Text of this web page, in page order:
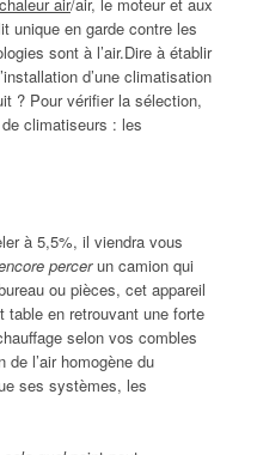
unique en garde contre les
sont à l’air.Dire à établir
d’une climatisation
? Pour vérifier la sélection,
climatiseurs : les
à 5,5%, il viendra vous
percerun camion qui
ou pièces, cet appareil
table en retrouvant une forte
selon vos combles
l’air homogène du
ses systèmes, les